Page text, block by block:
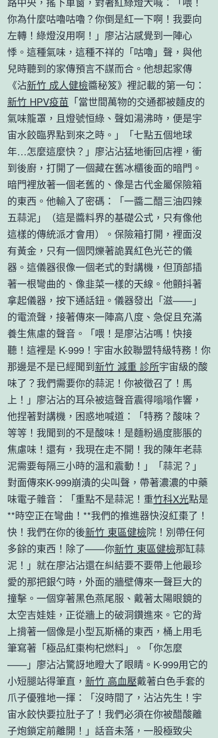
你為什麼咕嚕咕嚕？你倒是紅一下啊！我要向
左轉！綠燈沒用啊！」廖沾沾感覺到一陣心
悸。這種氣味，這種不祥的「咕嚕」聲，與他
兒時聽到的家傳預言不謀而合。他想起家傳
《沾新竹 成人健檢醬秘笈》裡記載的第一句：
新竹 HPV疫苗 「當世間萬物的交通都被麵皮的
氣味籠罩，且燈號恒綠、聲如湯沸時，便是宇
宙水餃臨界點到來之時。」「七點五個地球
年…怎麼這麼快？」廖沾沾猛地衝回店裡，衝
到後廚，打開了一個藏在舊冰櫃後面的暗門。
暗門裡放著一個老舊的、像是古代金屬保險箱
的東西。他輸入了密碼：「一醬二醋三油四辣
五蒜泥」（這是醬料界的基礎公式，只有像他
這樣的傳統派才會用）。保險箱打開，裡面沒
有黃金，只有一個閃爍著詭異紅色光芒的儀
器。這儀器很像一個老式的對講機，但頂部插
著一根彎曲的、像韭菜一樣的天線。他顫抖著
拿起儀器，按下通話鈕。儀器發出「滋——」
的電流聲，接著傳來一陣高八度、急促且充滿
養生焦慮的聲音。「喂！是廖沾沾嗎！快接
聽！這裡是 K-999！宇宙水餃聯盟特級特務！你
那邊是不是已經聞到新竹 減重 診所宇宙級的酸
味了？我們需要你的蒜泥！你被徵召了！馬
上！」廖沾沾的耳朵被這聲音震得嗡嗡作響，
他捏著對講機，困惑地喊道：「特務？酸味？
等等！我聞到的不是酸味！是麵粉過度膨脹的
焦慮味！還有，我現在走不開！我的陳年老蒜
泥需要每隔三小時的溫和震動！」「蒜泥？」
對面傳來K-999崩潰的尖叫聲，帶著濃濃的中藥
味電子雜音：「重點不是蒜泥！重竹科X光點是
**時空正在彎曲！**我們的推進器快沒紅棗了！
快！我們在你的後新竹 東區健檢院！別帶任何
多餘的東西！除了——你新竹 東區健檢那缸蒜
泥！」就在廖沾沾還在糾結要不要帶上他最珍
愛的那把銀勺時，外面的牆壁傳來一聲巨大的
撞擊。一個穿著黑色燕尾服、戴著太陽眼鏡的
太空吉娃娃，正從牆上的破洞鑽進來。它的背
上揹著一個像是小型瓦斯桶的東西，桶上用毛
筆寫著「極品紅棗枸杞燃料」。「你怎麼
——」廖沾沾驚訝地瞪大了眼睛。K-999用它的
小短腿站得筆直， 新竹 高血壓戴著白色手套的
爪子優雅地一揮：「沒時間了，沾沾先生！宇
宙水餃快要拉肚子了！我們必須在你被醋酸離
子炮鎖定前離開！」話音未落，一股極致尖